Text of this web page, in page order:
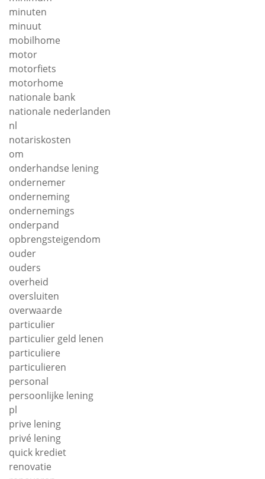
minuten
minuut
mobilhome
motor
motorfiets
motorhome
nationale bank
nationale nederlanden
nl
notariskosten
om
onderhandse lening
ondernemer
onderneming
ondernemings
onderpand
opbrengsteigendom
ouder
ouders
overheid
oversluiten
overwaarde
particulier
particulier geld lenen
particuliere
particulieren
personal
persoonlijke lening
pl
prive lening
privé lening
quick krediet
renovatie